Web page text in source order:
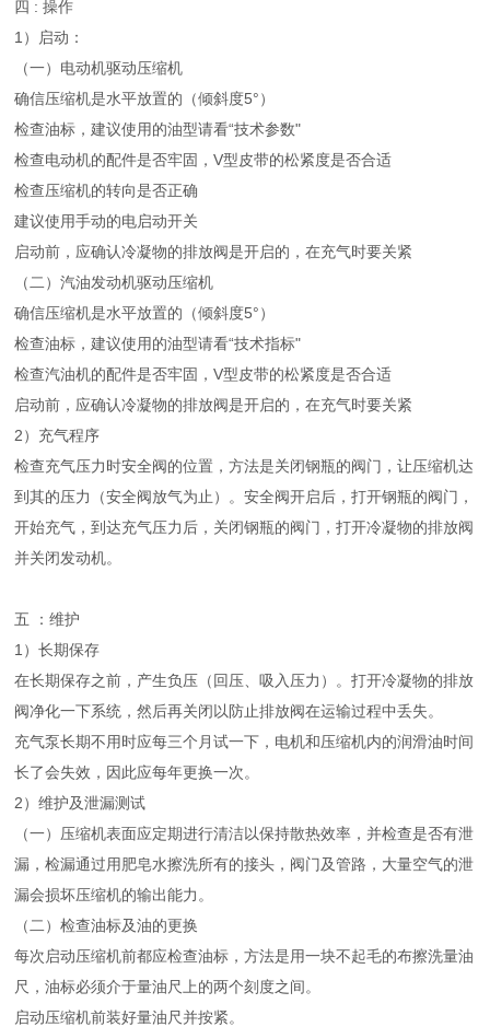
四 : 操作
1）启动：
（一）电动机驱动压缩机
确信压缩机是水平放置的（倾斜度5°）
检查油标，建议使用的油型请看“技术参数"
检查电动机的配件是否牢固，V型皮带的松紧度是否合适
检查压缩机的转向是否正确
建议使用手动的电启动开关
启动前，应确认冷凝物的排放阀是开启的，在充气时要关紧
（二）汽油发动机驱动压缩机
确信压缩机是水平放置的（倾斜度5°）
检查油标，建议使用的油型请看“技术指标"
检查汽油机的配件是否牢固，V型皮带的松紧度是否合适
启动前，应确认冷凝物的排放阀是开启的，在充气时要关紧
2）充气程序
检查充气压力时安全阀的位置，方法是关闭钢瓶的阀门，让压缩机达
到其的压力（安全阀放气为止）。安全阀开启后，打开钢瓶的阀门，
开始充气，到达充气压力后，关闭钢瓶的阀门，打开冷凝物的排放阀
并关闭发动机。
五 ：维护
1）长期保存
在长期保存之前，产生负压（回压、吸入压力）。打开冷凝物的排放
阀净化一下系统，然后再关闭以防止排放阀在运输过程中丢失。
充气泵长期不用时应每三个月试一下，电机和压缩机内的润滑油时间
长了会失效，因此应每年更换一次。
2）维护及泄漏测试
（一）压缩机表面应定期进行清洁以保持散热效率，并检查是否有泄
漏，检漏通过用肥皂水擦洗所有的接头，阀门及管路，大量空气的泄
漏会损坏压缩机的输出能力。
（二）检查油标及油的更换
每次启动压缩机前都应检查油标，方法是用一块不起毛的布擦洗量油
尺，油标必须介于量油尺上的两个刻度之间。
启动压缩机前装好量油尺并按紧。